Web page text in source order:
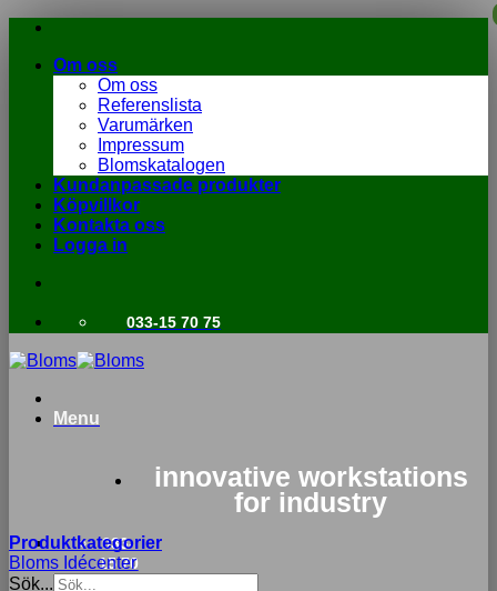
Skip
contentOm oss
Om oss
Referenslista
Varumärken
Impressum
Blomskatalogen
Kundanpassade produkter
Köpvillkor
Kontakta oss
Logga in
033-15 70 75
Menu
innovative workstations
for industry
033-
15 70
Produktkategorier
Bloms Idécenter
Sök...